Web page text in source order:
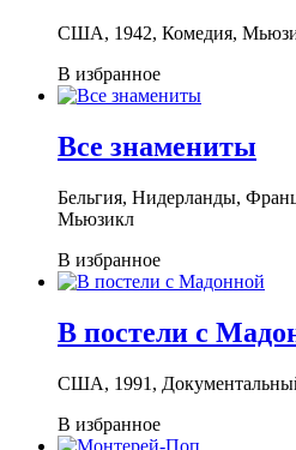
США, 1942, Комедия,
В избранное
Все знамениты
Бельгия, Нидерланды,
Мьюзикл
В избранное
В постели с
США, 1991,
В избранное